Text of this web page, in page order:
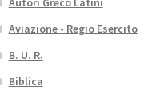
Aviazione - Regio Esercito
B. U. R.
Biblica